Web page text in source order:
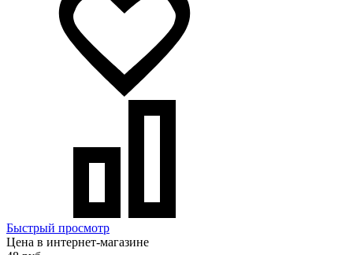
Быстрый просмотр
Цена в интернет-магазине